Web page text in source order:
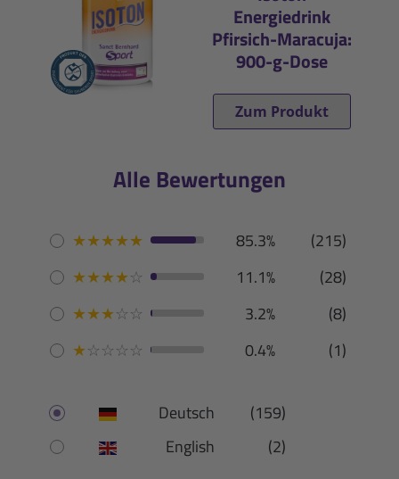
Energiedrink
Pfirsich-Maracuja:
900-g-Dose
Zum Produkt
Alle Bewertungen
★★★★★ 85.3%
(215)
★★★★☆ 11.1%
(28)
★★★☆☆ 3.2%
(8)
★☆☆☆☆ 0.4% (1)
Deutsch
(159)
English
(2)